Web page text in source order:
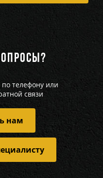
по телефону или
связи
нам